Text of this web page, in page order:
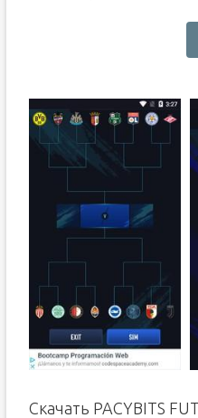
Скачать PACYBITS